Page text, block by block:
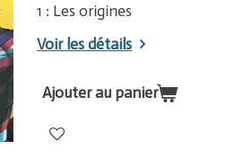
1 : Les origines
Voir les détails
Ajouter au panier